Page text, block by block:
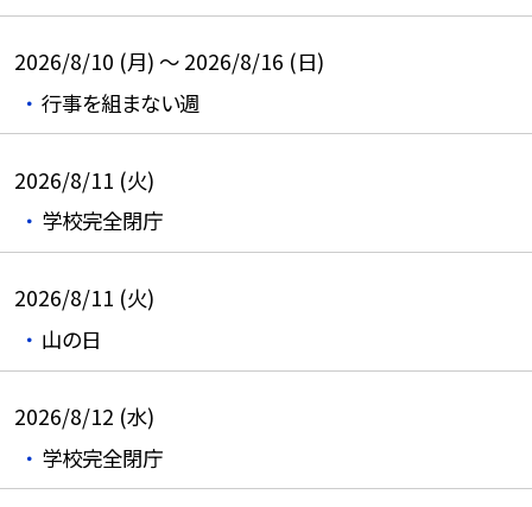
2026/8/10 (月) ～ 2026/8/16 (日)
行事を組まない週
2026/8/11 (火)
学校完全閉庁
2026/8/11 (火)
山の日
2026/8/12 (水)
学校完全閉庁